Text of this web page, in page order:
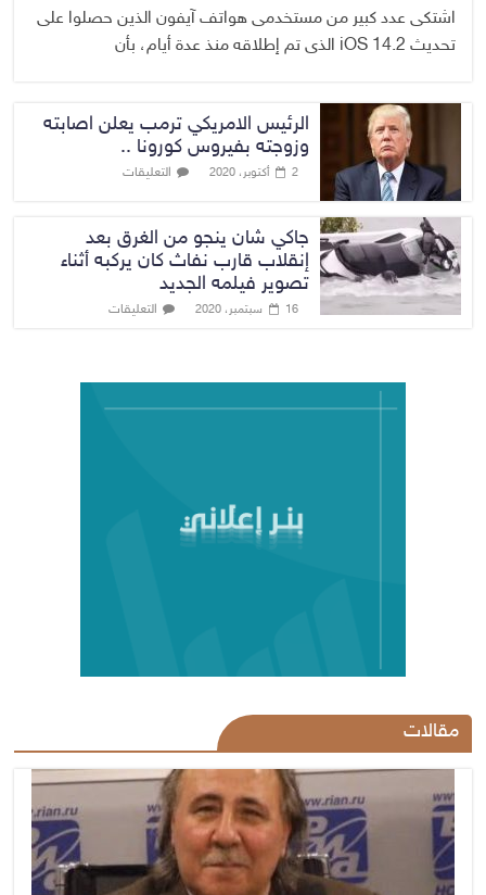
اشتكى عدد كبير من مستخدمى هواتف آيفون الذين حصلوا على
تحديث iOS 14.2 الذى تم إطلاقه منذ عدة أيام، بأن
الرئيس الامريكي ترمب يعلن اصابته
وزوجته بفيروس كورونا ..
2 أكتوبر، 2020 التعليقات
جاكي شان ينجو من الغرق بعد
إنقلاب قارب نفاث كان يركبه أثناء
تصوير فيلمه الجديد
16 سبتمبر، 2020 التعليقات
مقالات